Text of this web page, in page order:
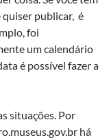
quiser publicar, é
foi
um calendário
é possível fazer a
situações. Por
há